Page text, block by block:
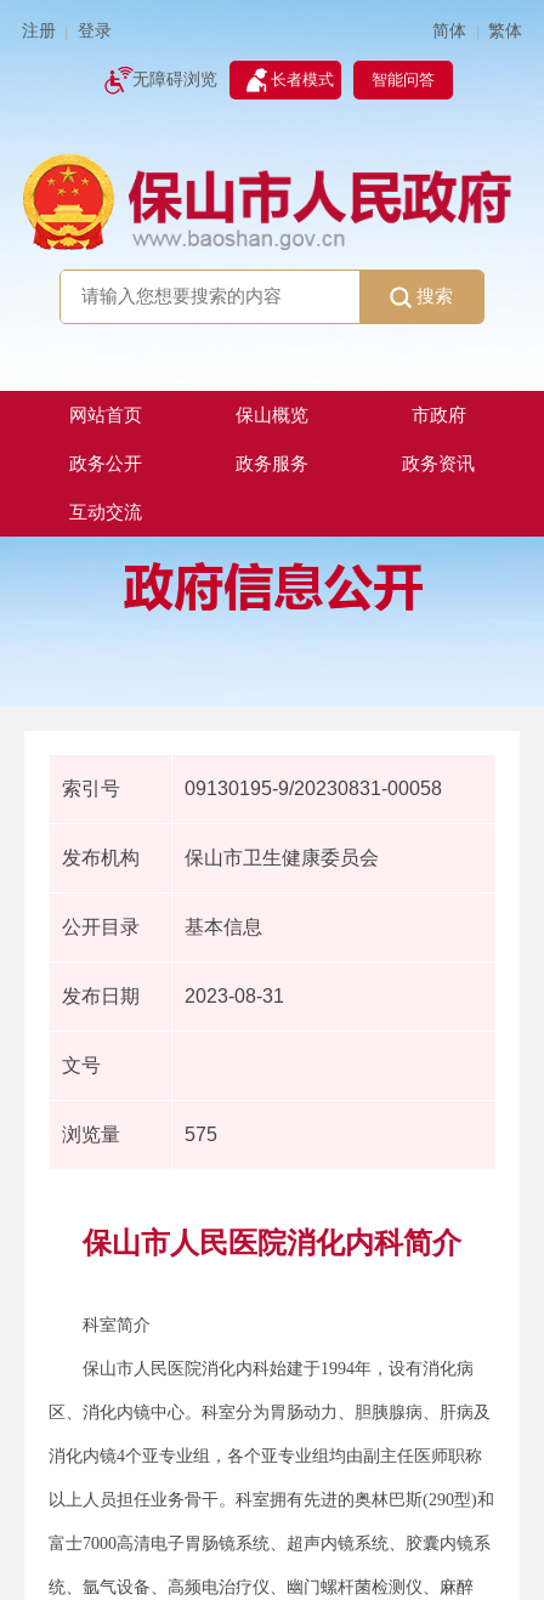
注册 登录 简体 | 繁体
无障碍浏览 长者模式 智能问答
搜索
网站首页 保山概览 市政府
政务公开 政务服务 政务资讯
互动交流
索引号 09130195-9/20230831-00058
发布机构 保山市卫生健康委员会
公开目录 基本信息
发布日期 2023-08-31
文号
浏览量 575
保山市人民医院消化内科简介
科室简介
保山市人民医院消化内科始建于1994年，设有消化病
区、消化内镜中心。科室分为胃肠动力、胆胰腺病、肝病及
消化内镜4个亚专业组，各个亚专业组均由副主任医师职称
以上人员担任业务骨干。科室拥有先进的奥林巴斯(290型)和
富士7000高清电子胃肠镜系统、超声内镜系统、胶囊内镜系
统、氩气设备、高频电治疗仪、幽门螺杆菌检测仪、麻醉